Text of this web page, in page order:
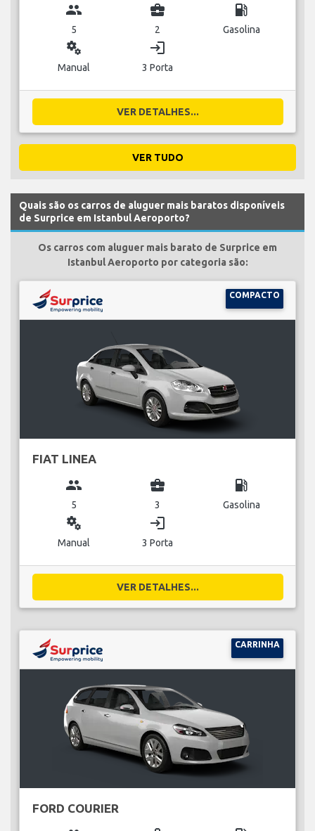
group
5
business_center
2
local_gas_station
Gasolina
miscellaneous_services
Manual
login
3 Porta
VER DETALHES...
VER TUDO
Quais são os carros de aluguer mais baratos disponíveis
de Surprice em Istanbul Aeroporto?
Os carros com aluguer mais barato de Surprice em
Istanbul Aeroporto por categoria são:
COMPACTO
FIAT LINEA
group
5
business_center
3
local_gas_station
Gasolina
miscellaneous_services
Manual
login
3 Porta
VER DETALHES...
CARRINHA
FORD COURIER